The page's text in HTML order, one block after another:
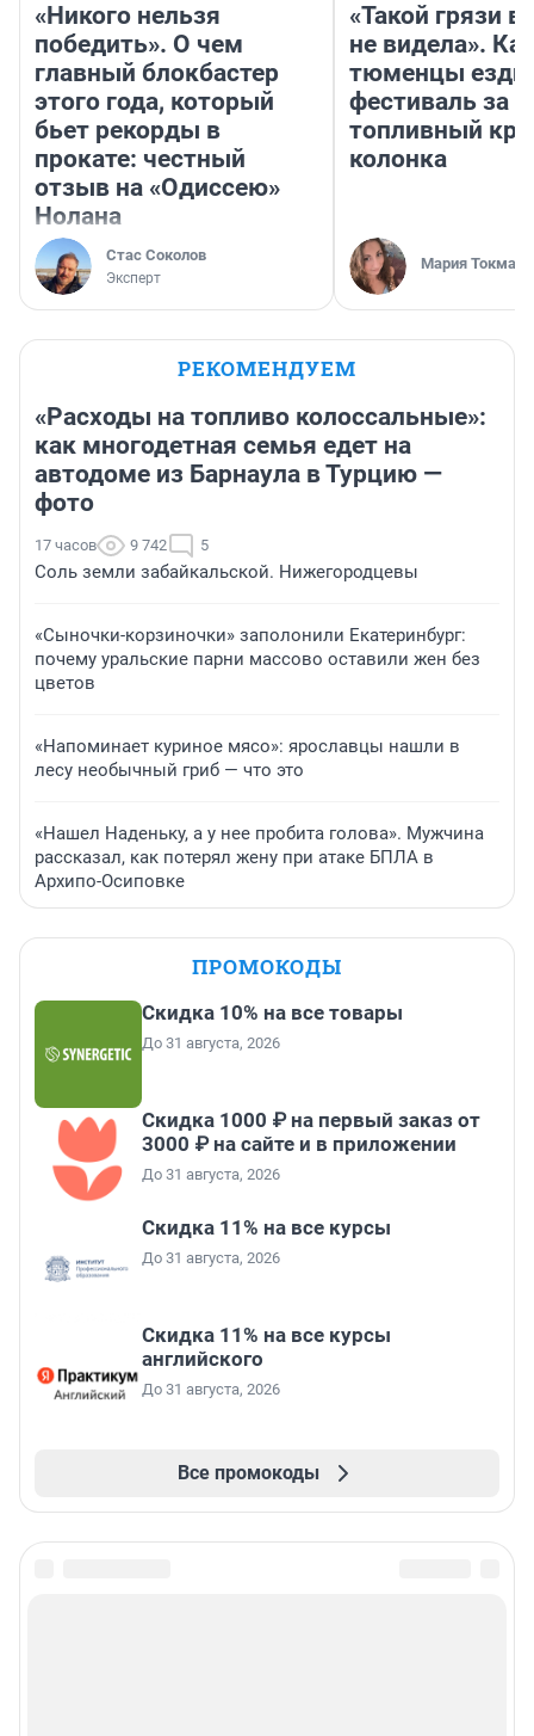
«Никого нельзя
победить». О чем
главный блокбастер
этого года, который
бьет рекорды в
прокате: честный
отзыв на «Одиссею»
Нолана
Стас Соколов
Эксперт
«Такой грязи
не видела».
тюменцы
фестиваль за
топливный
колонка
Мария
РЕКОМЕНДУЕМ
«Расходы на топливо колоссальные»:
как многодетная семья едет на
автодоме из Барнаула в Турцию —
фото
17 часов 9 742 5
Соль земли забайкальской. Нижегородцевы
«Сыночки-корзиночки» заполонили Екатеринбург:
почему уральские парни массово оставили жен без
цветов
«Напоминает куриное мясо»: ярославцы нашли в
лесу необычный гриб — что это
«Нашел Наденьку, а у нее пробита голова». Мужчина
рассказал, как потерял жену при атаке БПЛА в
Архипо-Осиповке
ПРОМОКОДЫ
Скидка 10% на все товары
До 31 августа, 2026
Скидка 1000 ₽ на первый заказ от
3000 ₽ на сайте и в приложении
До 31 августа, 2026
Скидка 11% на все курсы
До 31 августа, 2026
Скидка 11% на все курсы
английского
До 31 августа, 2026
Все промокоды